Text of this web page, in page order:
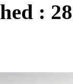
hed : 28